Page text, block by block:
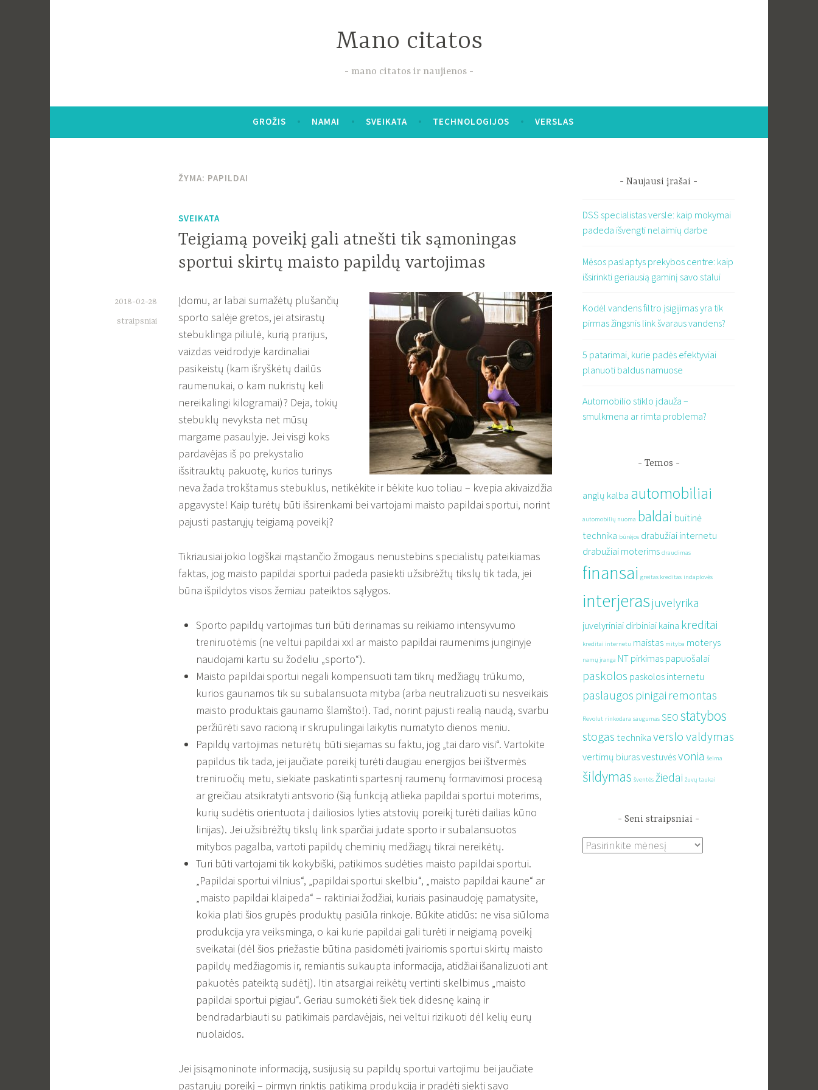
Mano citatos
mano citatos ir naujienos
GROŽIS NAMAI SVEIKATA TECHNOLOGIJOS VERSLAS
ŽYMA: PAPILDAI
SVEIKATA
Teigiamą poveikį gali atnešti tik sąmoningas
sportui skirtų maisto papildų vartojimas
2018-02-28
straipsniai
Įdomu, ar labai sumažėtų plušančių
sporto salėje gretos, jei atsirastų
stebuklinga piliulė, kurią prarijus,
vaizdas veidrodyje kardinaliai
pasikeistų (kam išryškėtų dailūs
raumenukai, o kam nukristų keli
nereikalingi kilogramai)? Deja, tokių
stebuklų nevyksta net mūsų
margame pasaulyje. Jei visgi koks
pardavėjas iš po prekystalio
išsitrauktų pakuotę, kurios turinys
neva žada trokštamus stebuklus, netikėkite ir bėkite kuo toliau – kvepia akivaizdžia
apgavyste! Kaip turėtų būti išsirenkami bei vartojami maisto papildai sportui, norint
pajusti pastarųjų teigiamą poveikį?
Tikriausiai jokio logiškai mąstančio žmogaus nenustebins specialistų pateikiamas
faktas, jog maisto papildai sportui padeda pasiekti užsibrėžtų tikslų tik tada, jei
būna išpildytos visos žemiau pateiktos sąlygos.
Sporto papildų vartojimas turi būti derinamas su reikiamo intensyvumo
treniruotėmis (ne veltui papildai xxl ar maisto papildai raumenims junginyje
naudojami kartu su žodeliu „sporto“).
Maisto papildai sportui negali kompensuoti tam tikrų medžiagų trūkumo,
kurios gaunamos tik su subalansuota mityba (arba neutralizuoti su nesveikais
maisto produktais gaunamo šlamšto!). Tad, norint pajusti realią naudą, svarbu
peržiūrėti savo racioną ir skrupulingai laikytis numatyto dienos meniu.
Papildų vartojimas neturėtų būti siejamas su faktu, jog „tai daro visi“. Vartokite
papildus tik tada, jei jaučiate poreikį turėti daugiau energijos bei ištvermės
treniruočių metu, siekiate paskatinti spartesnį raumenų formavimosi procesą
ar greičiau atsikratyti antsvorio (šią funkciją atlieka papildai sportui moterims,
kurių sudėtis orientuota į dailiosios lyties atstovių poreikį turėti dailias kūno
linijas). Jei užsibrėžtų tikslų link sparčiai judate sporto ir subalansuotos
mitybos pagalba, vartoti papildų cheminių medžiagų tikrai nereikėtų.
Turi būti vartojami tik kokybiški, patikimos sudėties maisto papildai sportui.
„Papildai sportui vilnius“, „papildai sportui skelbiu“, „maisto papildai kaune“ ar
„maisto papildai klaipeda“ – raktiniai žodžiai, kuriais pasinaudoję pamatysite,
kokia plati šios grupės produktų pasiūla rinkoje. Būkite atidūs: ne visa siūloma
produkcija yra veiksminga, o kai kurie papildai gali turėti ir neigiamą poveikį
sveikatai (dėl šios priežastie būtina pasidomėti įvairiomis sportui skirtų maisto
papildų medžiagomis ir, remiantis sukaupta informacija, atidžiai išanalizuoti ant
pakuotės pateiktą sudėtį). Itin atsargiai reikėtų vertinti skelbimus „maisto
papildai sportui pigiau“. Geriau sumokėti šiek tiek didesnę kainą ir
bendradarbiauti su patikimais pardavėjais, nei veltui rizikuoti dėl kelių eurų
nuolaidos.
Jei įsisąmoninote informaciją, susijusią su papildų sportui vartojimu bei jaučiate
pastarųjų poreikį – pirmyn rinktis patikimą produkciją ir pradėti siekti savo
Naujausi įrašai
DSS specialistas versle: kaip mokymai
padeda išvengti nelaimių darbe
Mėsos paslaptys prekybos centre: kaip
išsirinkti geriausią gaminį savo stalui
Kodėl vandens filtro įsigijimas yra tik
pirmas žingsnis link švaraus vandens?
5 patarimai, kurie padės efektyviai
planuoti baldus namuose
Automobilio stiklo įdauža –
smulkmena ar rimta problema?
Temos
anglų kalba automobiliai
automobilių nuoma baldai buitinė
technika būrėjos drabužiai internetu
drabužiai moterims draudimas
finansai greitas kreditas indaplovės
interjeras juvelyrika
juvelyriniai dirbiniai kaina kreditai
kreditai internetu maistas mityba moterys
namų įranga NT pirkimas papuošalai
paskolos paskolos internetu
paslaugos pinigai remontas
Revolut rinkodara saugumas SEO statybos
stogas technika verslo valdymas
vertimų biurasvestuvėsvonia šeima
šildymas šventės žiedai žuvų taukai
Seni straipsniai
Seni